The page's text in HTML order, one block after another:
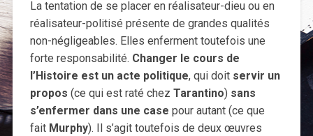
La tentation de se placer en réalisateur-dieu ou en
réalisateur-politisé présente de grandes qualités
non-négligeables. Elles enferment toutefois une
forte responsabilité. Changer le cours de
l’Histoire est un acte politique, qui doit servir un
propos (ce qui est raté chez Tarantino) sans
s’enfermer dans une case pour autant (ce que
fait Murphy). Il s’agit toutefois de deux œuvres